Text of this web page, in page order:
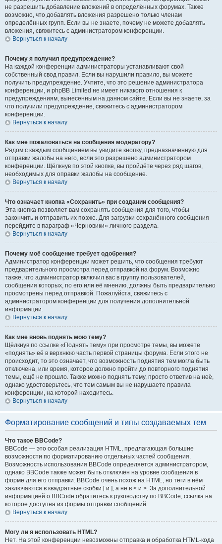
не разрешить добавление вложений в определённых форумах. Также
возможно, что добавлять вложения разрешено только членам
определённых групп. Если вы не знаете, почему не можете добавлять
вложения, свяжитесь с администратором конференции.
Вернуться к началу
Почему я получил предупреждение?
На каждой конференции администраторы устанавливают свой
собственный свод правил. Если вы нарушили правило, вы можете
получить предупреждение. Учтите, что это решение администратора
конференции, и phpBB Limited не имеет никакого отношения к
предупреждениям, вынесенным на данном сайте. Если вы не знаете, за
что получили предупреждение, свяжитесь с администратором
конференции.
Вернуться к началу
Как мне пожаловаться на сообщения модератору?
Рядом с каждым сообщением вы увидите кнопку, предназначенную для
отправки жалобы на него, если это разрешено администратором
конференции. Щёлкнув по этой кнопке, вы пройдёте через ряд шагов,
необходимых для оправки жалобы на сообщение.
Вернуться к началу
Что означает кнопка «Сохранить» при создании сообщения?
Эта кнопка позволяет вам сохранять сообщения для того, чтобы
закончить и отправить их позже. Для загрузки сохранённого сообщения
перейдите в параграф «Черновики» личного раздела.
Вернуться к началу
Почему моё сообщение требует одобрения?
Администратор конференции может решить, что сообщения требуют
предварительного просмотра перед отправкой на форум. Возможно
также, что администратор включил вас в группу пользователей,
сообщения которых, по его или её мнению, должны быть предварительно
просмотрены перед отправкой. Пожалуйста, свяжитесь с
администратором конференции для получения дополнительной
информации.
Вернуться к началу
Как мне вновь поднять мою тему?
Щёлкнув по ссылке «Поднять тему» при просмотре темы, вы можете
«поднять» её в верхнюю часть первой страницы форума. Если этого не
происходит, то это означает, что возможность поднятия тем могла быть
отключена, или время, которое должно пройти до повторного поднятия
темы, ещё не прошло. Также можно поднять тему, просто ответив на неё,
однако удостоверьтесь, что тем самым вы не нарушаете правила
конференции, на которой находитесь.
Вернуться к началу
Форматирование сообщений и типы создаваемых тем
Что такое BBCode?
BBCode — это особая реализация HTML, предлагающая большие
возможности по форматированию отдельных частей сообщения.
Возможность использования BBCode определяется администратором,
однако BBCode также может быть отключён на уровне сообщения в
форме для его отправки. BBCode очень похож на HTML, но теги в нём
заключаются в квадратные скобки [ и ], а не в < и >. За дополнительной
информацией о BBCode обратитесь к руководству по BBCode, ссылка на
которое доступна из формы отправки сообщений.
Вернуться к началу
Могу ли я использовать HTML?
Нет. На этой конференции невозможны отправка и обработка HTML-кода